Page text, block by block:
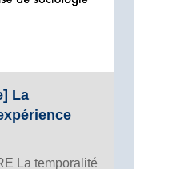
La
La temporalité